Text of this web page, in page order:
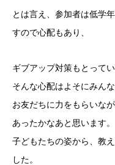
とは言え、参加者は低学
すので心配もあり、
ギブアップ対策もとって
そんな心配はよそにみん
お友だちに力をもらいな
あったかなあと思います。
子どもたちの姿から、教
した。